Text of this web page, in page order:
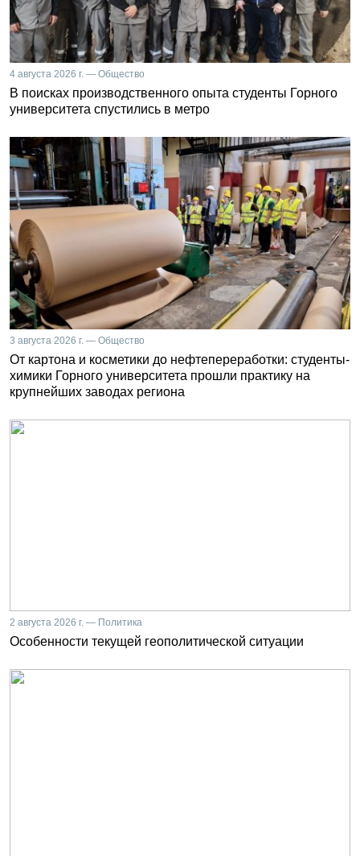
4 августа 2026 г. — Общество
В поисках производственного опыта студенты Горного
университета спустились в метро
3 августа 2026 г. — Общество
От картона и косметики до нефтепереработки: студенты-
химики Горного университета прошли практику на
крупнейших заводах региона
2 августа 2026 г. — Политика
Особенности текущей геополитической ситуации